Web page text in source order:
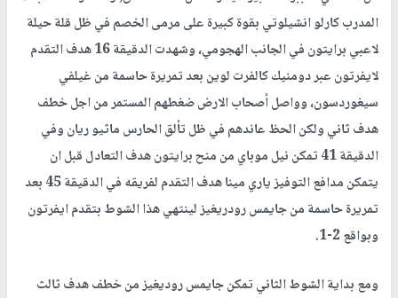
المدرب كارلو انشيلوتي بقوة كبيرة على مرمى الخصم في ظل قلة حيلة
لاعبي برايتون في الجانب الهجومي، وشهدت الدقيقة 16 هدف التقدم
لايفرتون عبر دومنيك كالفرت لوين بعد تمريرة حاسمة من غيلفي
سيغوردسون، وواصل أصحاب الارض ضغطهم المستمر من اجل خطف
هدف ثاني ولكن الحظ عاندهم في ظل تألق الحارس ماثيو ريان وفي
الدقيقة 41 تمكن نيل موباي من منح برايتون هدف التعادل قبل ان
يتمكن مدافع التوفيز ياري مينا هدف التقدم لفريقه في الدقيقة 45 بعد
تمريرة حاسمة من جايمس رودريغيز لينتهي هذا الشوط بتقدم ايفرتون
وبواقع 2-1.
ومع بداية الشوط الثاني تمكن جايمس روديغيز من خطف هدف ثالث